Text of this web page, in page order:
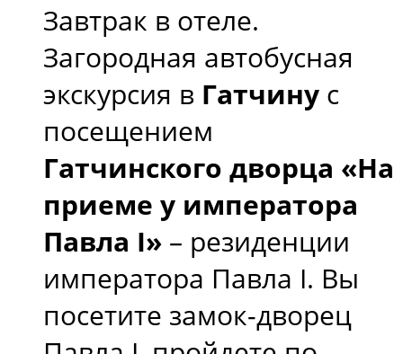
Завтрак в отеле.
Загородная автобусная
экскурсия в Гатчину с
посещением
Гатчинского дворца «На
приеме у императора
Павла I» – резиденции
императора Павла I. Вы
посетите замок-дворец